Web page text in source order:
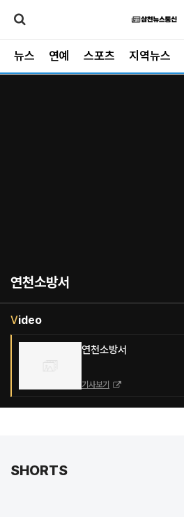
뉴스 연예 스포츠 지역뉴스
연천소방서
Video
연천소방서
기사보기
SHORTS